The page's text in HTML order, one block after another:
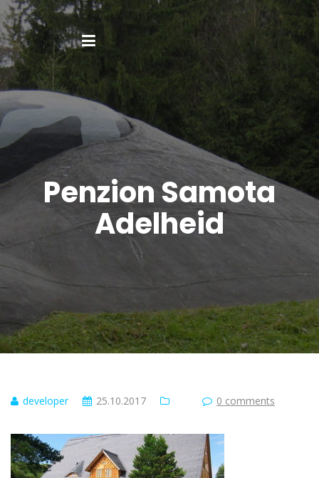
Penzion Samota
Adelheid
developer 25.10.2017 0 comments